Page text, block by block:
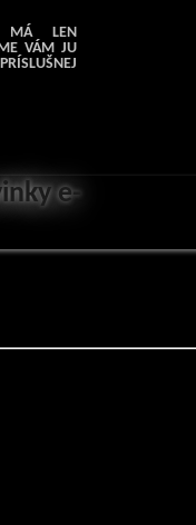
MÁ LEN
VÁM JU
e-